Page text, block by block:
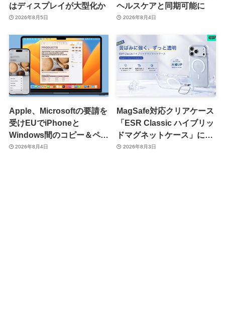
はディスプレイが大型化か
2026年8月5日
ヘルスケアと同期可能に
2026年8月4日
Apple、Microsoftの要請を
受けEUでiPhoneと
Windows間のコピー＆ペー
スト機能を提供へ
2026年8月4日
MagSafe対応クリアケース
「ESR Classic ハイブリッ
ドマグネットケース」に黄
ばみへの耐久性を向上させ
2026年8月3日